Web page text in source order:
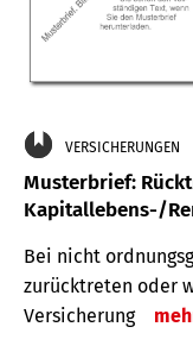
VERSICHERUNGEN
Musterbrief:
Kapitallebens-/
Bei nicht
zurücktreten oder
Versicherung